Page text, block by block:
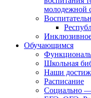
молодежной
Обучающимся
Школьная
Наши
Расписание
Социально —